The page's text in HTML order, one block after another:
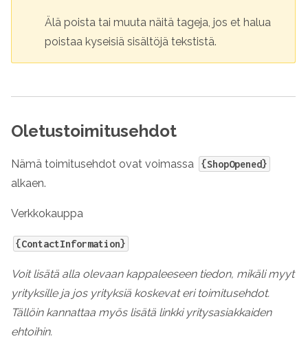
Älä poista tai muuta näitä tageja, jos et halua
poistaa kyseisiä sisältöjä tekstistä.
Oletustoimitusehdot
Nämä toimitusehdot ovat voimassa {ShopOpened}
alkaen.
Verkkokauppa
{ContactInformation}
Voit lisätä alla olevaan kappaleeseen tiedon, mikäli myyt
yrityksille ja jos yrityksiä koskevat eri toimitusehdot.
Tällöin kannattaa myös lisätä linkki yritysasiakkaiden
ehtoihin.